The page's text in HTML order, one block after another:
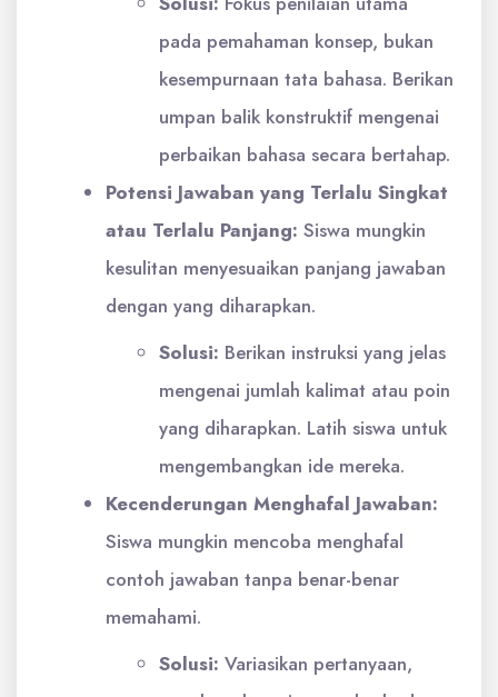
pada pemahaman konsep, bukan
kesempurnaan tata bahasa. Berikan
umpan balik konstruktif mengenai
perbaikan bahasa secara bertahap.
Potensi Jawaban yang Terlalu Singkat
atau Terlalu Panjang: Siswa mungkin
kesulitan menyesuaikan panjang jawaban
dengan yang diharapkan.
Solusi: Berikan instruksi yang jelas
mengenai jumlah kalimat atau poin
yang diharapkan. Latih siswa untuk
mengembangkan ide mereka.
Kecenderungan Menghafal Jawaban:
Siswa mungkin mencoba menghafal
contoh jawaban tanpa benar-benar
memahami.
Solusi: Variasikan pertanyaan,